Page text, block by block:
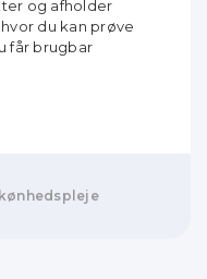
og afholder
du kan prøve
får brugbar